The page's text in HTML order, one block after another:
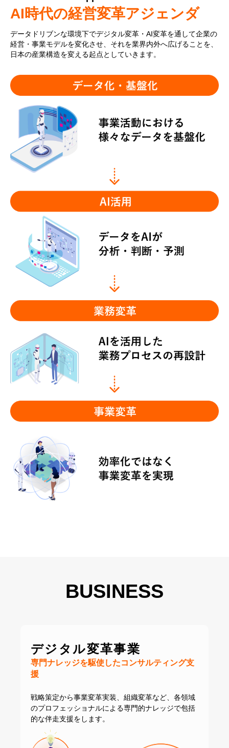
AI時代の経営変革アジェンダ
データドリブンな環境下でデジタル変革・AI変革を通して企業の
経営・事業モデルを変化させ、それを業界内外へ広げることを、
日本の産業構造を変える起点としていきます。
BUSINESS
デジタル変革事業
専門ナレッジを駆使したコンサルティング支
援
戦略策定から事業変革実装、組織変革など、 各領域
のプロフェッショナルによる専門的ナレッジで包括
的な伴走支援をします。